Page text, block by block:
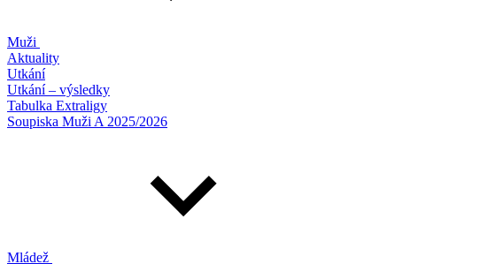
Muži
Aktuality
Utkání
Utkání – výsledky
Tabulka Extraligy
Soupiska Muži A 2025/2026
Mládež